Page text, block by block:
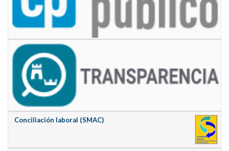
Conciliación laboral (SMAC)